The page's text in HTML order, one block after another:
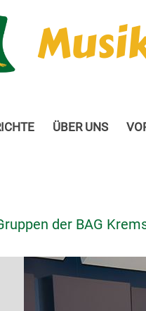
ÜBER UNS
der BAG